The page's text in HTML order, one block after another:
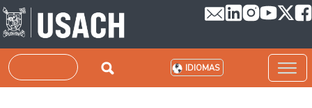
Pasar al contenido principal
Buscar IDIOMAS